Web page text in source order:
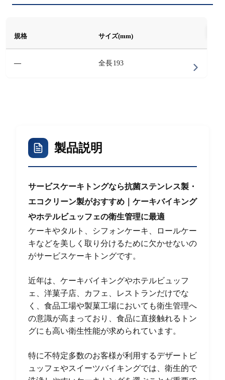
規格 サイズ(mm)
— 全長193
製品説明
サービスケーキトングなら抗菌ステンレス製・
エコクリーン製がおすすめ｜ケーキバイキング
やホテルビュッフェの衛生管理に最適
ケーキやタルト、シフォンケーキ、ロールケー
キなどを美しく取り分けるために欠かせないの
がサービスケーキトングです。
近年は、ケーキバイキングやホテルビュッフ
ェ、洋菓子店、カフェ、レストランだけでな
く、食品工場や製菓工場においても衛生管理へ
の意識が高まっており、食品に直接触れるトン
グにも高い衛生性能が求められています。
特に不特定多数のお客様が利用するデザートビ
ュッフェやスイーツバイキングでは、衛生的で